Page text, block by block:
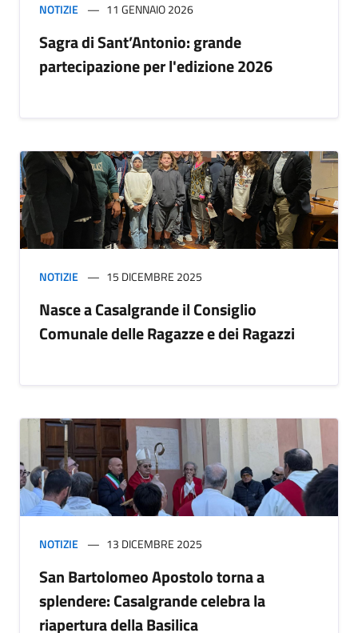
NOTIZIE 11 GENNAIO 2026
Sagra di Sant’Antonio: grande
partecipazione per l'edizione 2026
NOTIZIE 15 DICEMBRE 2025
Nasce a Casalgrande il Consiglio
Comunale delle Ragazze e dei Ragazzi
NOTIZIE 13 DICEMBRE 2025
San Bartolomeo Apostolo torna a
splendere: Casalgrande celebra la
riapertura della Basilica